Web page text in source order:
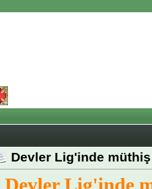
Devler Lig'inde müthiş